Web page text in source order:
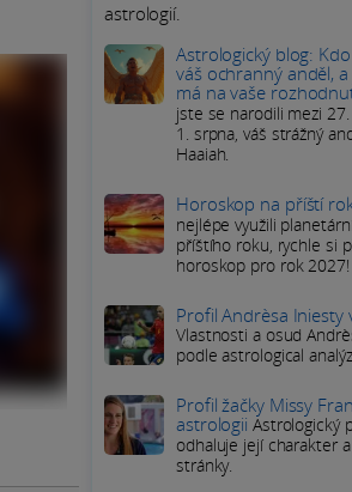
astrologií.
Astrologický blog:
váš ochranný anděl,
má na vaše
jste se narodili mezi
1. srpna, váš strážný
Haaiah.
Horoskop na příští
nejlépe využili
příštího roku, rychle si
horoskop pro rok 2027!
Profil Andrèsa Iniesty
Vlastnosti a osud
podle astrological
Profil žačky Missy
astrologii Astrologický
odhaluje její charakter
stránky.